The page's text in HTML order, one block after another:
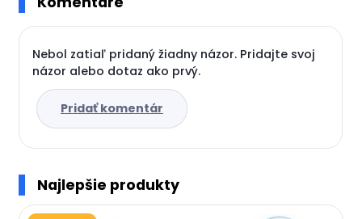
Nebol zatiaľ pridaný žiadny názor. Pridajte svoj
názor alebo dotaz ako prvý.
Pridať komentár
Najlepšie produkty